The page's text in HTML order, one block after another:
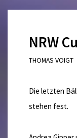
NRW
THOMAS VOIGT
Die letzten
stehen fest.